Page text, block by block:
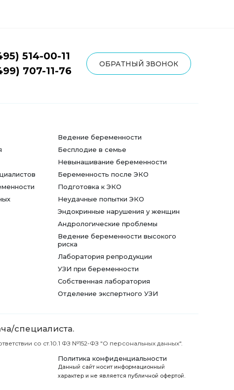
514-00-11
707-11-76
ОБРАТНЫЙ ЗВОНОК
Ведение беременности
Бесплодие в семье
Невынашивание беременности
Беременность после ЭКО
Подготовка к ЭКО
Неудачные попытки ЭКО
Эндокринные нарушения у женщин
Андрологические проблемы
Ведение беременности высокого
риска
Лаборатория репродукции
УЗИ при беременности
Собственная лаборатория
Отделение экспертного УЗИ
специалиста.
со ст.10.1 ФЗ №152-ФЗ "О персональных данных".
Политика конфиденциальности
Данный сайт носит информационный
характер и не является публичной офертой.